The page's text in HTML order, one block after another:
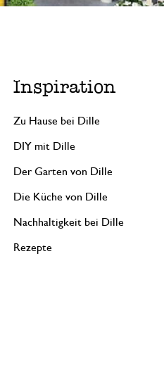
Inspiration
Zu Hause bei Dille
DIY mit Dille
Der Garten von Dille
Die Küche von Dille
Nachhaltigkeit bei Dille
Rezepte